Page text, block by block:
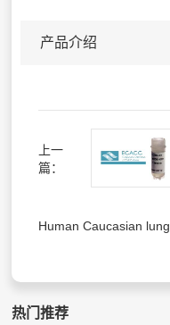
产品介绍
上一
篇：
Human Caucasian lung
热门推荐